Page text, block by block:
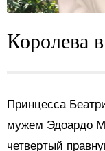
Королева
Принцесса
мужем Эдоардо
четвертый